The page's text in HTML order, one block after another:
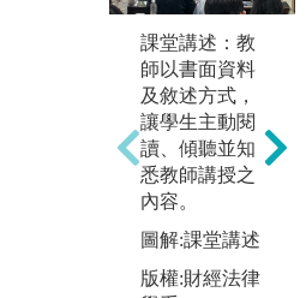
課堂講述：教
師以書面資料
及敘述方式，
讓學生主動閱
讀、傾聽並知
悉教師講授之
內容。
圖解:課堂講述
版權:財經法律